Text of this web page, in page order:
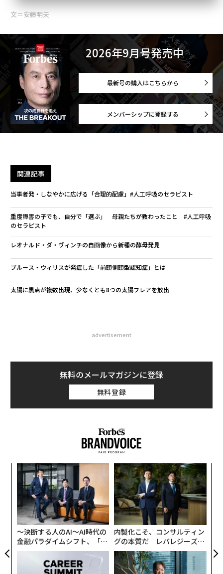
文＝安藤明夫
2026年9月号発売中
最新号の購入はこちらから
メンバーシップに登録する
関連記事
当事者発・しなやかに広げる「合理的配慮」#人工呼吸のセラピスト
重度障害の子でも、自分で「選ぶ」 母親たちが教わったこと #人工呼吸
のセラピスト
レオナルド・ダ・ヴィンチの自画像から新種の酵母発見
ブルース・ウィリスが発症した「前頭側頭型認知症」とは
太陽に黒点が複数出現、少なくとも8つの太陽フレアを放出
advertisement
無料のメールマガジンに登録
無料登録
〜決断する人のAI〜AI時代の
金融パラダイムシフト、「超
個別化」の核心 【MUFG×ウ
ェルスナビ×PwC】
内製化こそ、コンサルティン
グの本質だ レバレジーズが
実践する、次世代ファームの
全貌